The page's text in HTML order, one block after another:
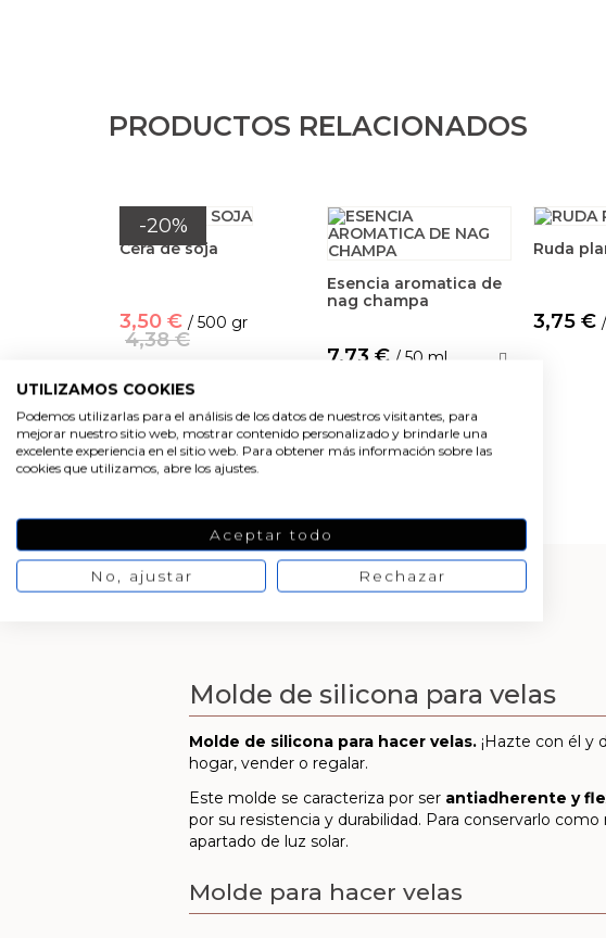
PRODUCTOS RELACIONADOS
-20%
Cera de soja
3,50 € / 500 gr
4,38 €
Esencia aromatica de
nag champa
7,73 € / 50 ml
Ruda
3,75 €
Molde de silicona para velas
Molde de silicona para hacer velas. ¡Hazte con él y
hogar, vender o regalar.
Este molde se caracteriza por ser antiadherente y
por su resistencia y durabilidad. Para conservarlo
apartado de luz solar.
Molde para hacer velas
UTILIZAMOS COOKIES
Podemos utilizarlas para el análisis de los datos de nuestros visitantes, para
mejorar nuestro sitio web, mostrar contenido personalizado y brindarle una
excelente experiencia en el sitio web. Para obtener más información sobre las
cookies que utilizamos, abre los ajustes.
Aceptar todo
No, ajustar Rechazar